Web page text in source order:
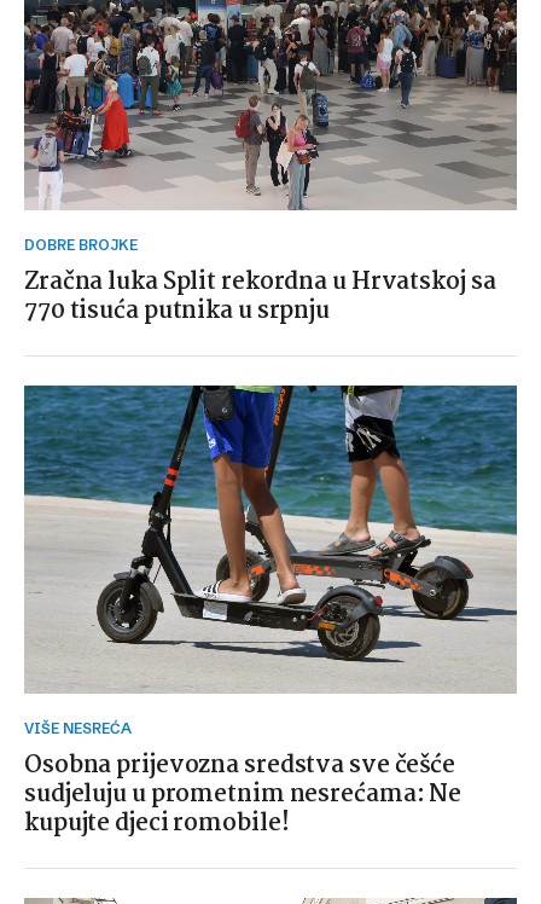
DOBRE BROJKE
Zračna luka Split rekordna u Hrvatskoj sa
770 tisuća putnika u srpnju
VIŠE NESREĆA
Osobna prijevozna sredstva sve češće
sudjeluju u prometnim nesrećama: Ne
kupujte djeci romobile!